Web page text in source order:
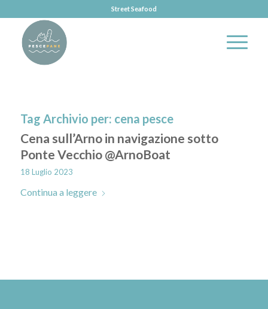
Street Seafood
Tag Archivio per: cena pesce
Cena sull’Arno in navigazione sotto
Ponte Vecchio @ArnoBoat
18 Luglio 2023
Continua a leggere